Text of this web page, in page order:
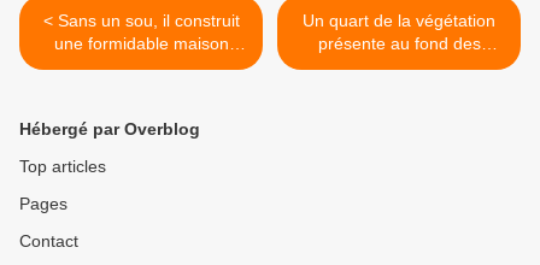
< Sans un sou, il construit
une formidable maison
cachée parmi les arbres
Un quart de la végétation
présente au fond des
océans a disparu. >
Hébergé par Overblog
Top articles
Pages
Contact